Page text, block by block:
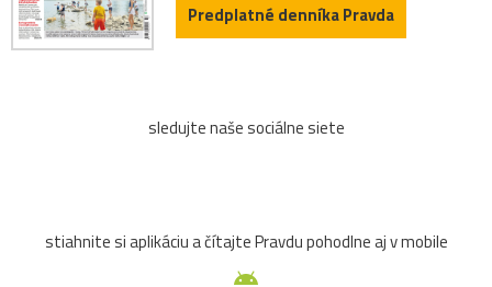
Predplatné denníka Pravda
sledujte naše sociálne siete
stiahnite si aplikáciu a čítajte Pravdu pohodlne aj v mobile